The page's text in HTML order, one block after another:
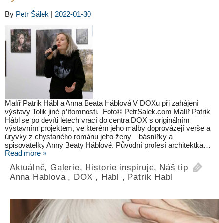
By Petr Šálek | 2022-01-30
Malíř Patrik Hábl a Anna Beata Háblová V DOXu při zahájení
výstavy Tolik jiné přítomnosti. Foto© PetrSalek.com Malíř Patrik
Hábl se po devíti letech vrací do centra DOX s originálním
výstavním projektem, ve kterém jeho malby doprovázejí verše a
úryvky z chystaného románu jeho ženy – básnířky a
spisovatelky Anny Beaty Háblové. Původní profesí architektka…
Read more »
Aktuálně, Galerie, Historie inspiruje, Náš tip
Anna Hablova, DOX , Habl , Patrik Habl